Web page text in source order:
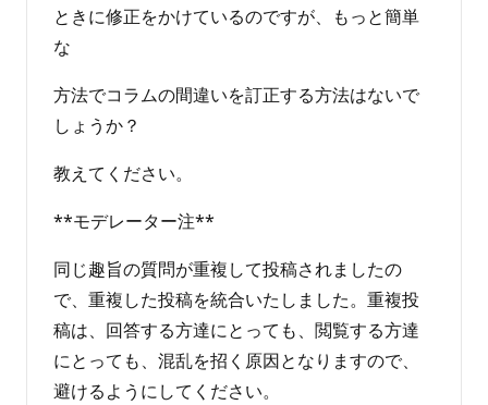
ときに修正をかけているのですが、もっと簡単
な
方法でコラムの間違いを訂正する方法はないで
しょうか？
教えてください。
**モデレーター注**
同じ趣旨の質問が重複して投稿されましたの
で、重複した投稿を統合いたしました。重複投
稿は、回答する方達にとっても、閲覧する方達
にとっても、混乱を招く原因となりますので、
避けるようにしてください。